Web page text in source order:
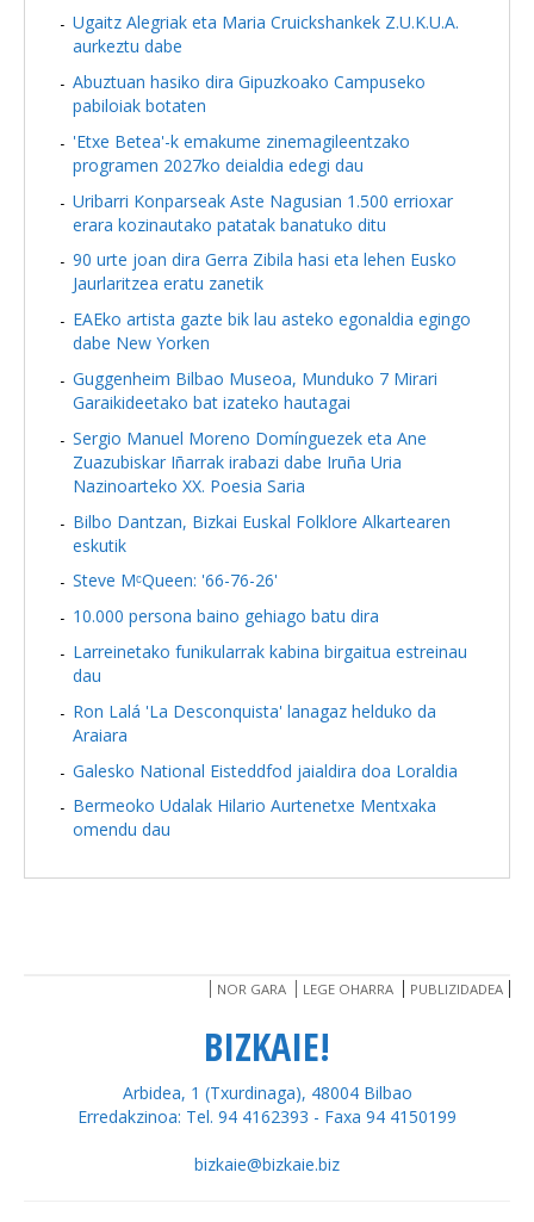
Ugaitz Alegriak eta Maria Cruickshankek Z.U.K.U.A.
aurkeztu dabe
Abuztuan hasiko dira Gipuzkoako Campuseko
pabiloiak botaten
'Etxe Betea'-k emakume zinemagileentzako
programen 2027ko deialdia edegi dau
Uribarri Konparseak Aste Nagusian 1.500 errioxar
erara kozinautako patatak banatuko ditu
90 urte joan dira Gerra Zibila hasi eta lehen Eusko
Jaurlaritzea eratu zanetik
EAEko artista gazte bik lau asteko egonaldia egingo
dabe New Yorken
Guggenheim Bilbao Museoa, Munduko 7 Mirari
Garaikideetako bat izateko hautagai
Sergio Manuel Moreno Domínguezek eta Ane
Zuazubiskar Iñarrak irabazi dabe Iruña Uria
Nazinoarteko XX. Poesia Saria
Bilbo Dantzan, Bizkai Euskal Folklore Alkartearen
eskutik
Steve MᶜQueen: '66-76-26'
10.000 persona baino gehiago batu dira
Larreinetako funikularrak kabina birgaitua estreinau
dau
Ron Lalá 'La Desconquista' lanagaz helduko da
Araiara
Galesko National Eisteddfod jaialdira doa Loraldia
Bermeoko Udalak Hilario Aurtenetxe Mentxaka
omendu dau
NOR GARA LEGE OHARRA PUBLIZIDADEA
BIZKAIE!
Arbidea, 1 (Txurdinaga), 48004 Bilbao
Erredakzinoa: Tel. 94 4162393 - Faxa 94 4150199
bizkaie@bizkaie.biz